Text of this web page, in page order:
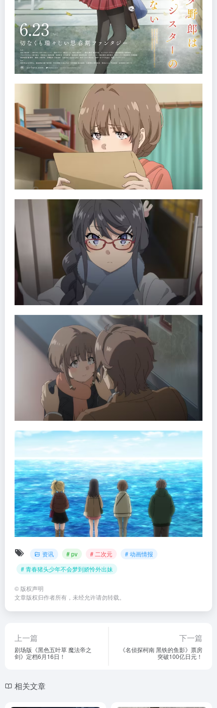
资讯 # pv # 二次元
# 动画情报
# 青春猪头少年不会梦到娇怜外出妹
© 版权声明
文章版权归作者所有，未经允许请勿转载。
上一篇
剧场版《黑色五叶草 魔法帝之
剑》定档6月16日！
下一篇
《名侦探柯南 黑铁的鱼影》票房
突破100亿日元！
相关文章